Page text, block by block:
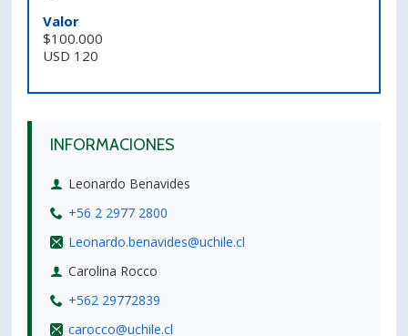
INFORMACIONES
Leonardo Benavides
+56 2 2977 2800
Leonardo.benavides@uchile.cl
Carolina Rocco
+562 29772839
carocco@uchile.cl
Valor
$100.000
USD 120